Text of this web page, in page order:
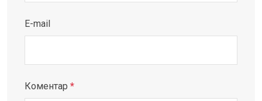
E-mail
Коментар *